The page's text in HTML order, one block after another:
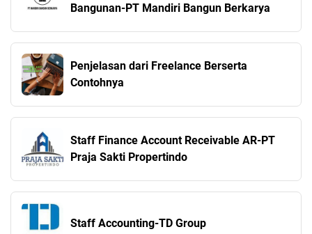
Bangunan-PT Mandiri Bangun Berkarya
Penjelasan dari Freelance Berserta
Contohnya
Staff Finance Account Receivable AR-PT
Praja Sakti Propertindo
Staff Accounting-TD Group